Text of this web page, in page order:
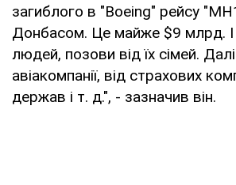
загиблого в "Boeing" рейсу
Донбасом. Це майже $9 млрд. І
людей, позови від їх сімей.
авіакомпанії, від страхових
держав і т. д.", - зазначив він.